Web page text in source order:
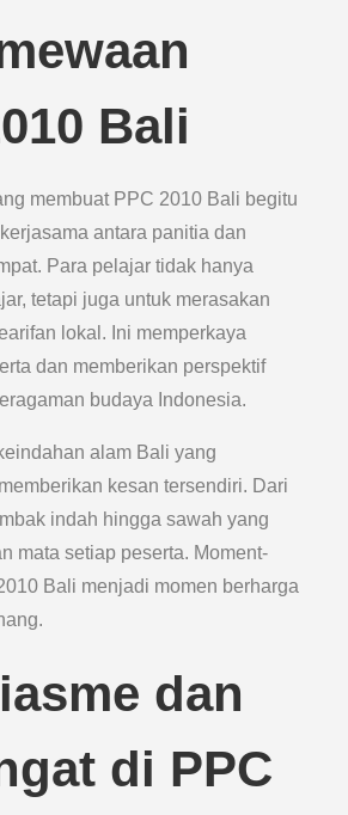
Bali
membuat PPC 2010 Bali begitu
antara panitia dan
Para pelajar tidak hanya
tetapi juga untuk merasakan
lokal. Ini memperkaya
dan memberikan perspektif
budaya Indonesia.
alam Bali yang
kesan tersendiri. Dari
indah hingga sawah yang
mata setiap peserta. Moment-
Bali menjadi momen berharga
dan
di PPC